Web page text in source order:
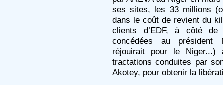
ses sites, les 33 millions
dans le coût de revient du
clients d’EDF, à côté de
concédées au président
réjouirait pour le
tractations conduites par
Akotey, pour obtenir la